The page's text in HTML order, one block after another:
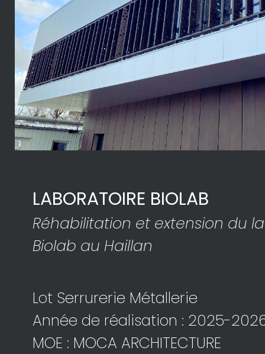
LABORATOIRE BIOLAB
Réhabilitation et extension du
Biolab au Haillan
Lot Serrurerie Métallerie
Année de réalisation : 2025-
MOE : MOCA ARCHITECTURE